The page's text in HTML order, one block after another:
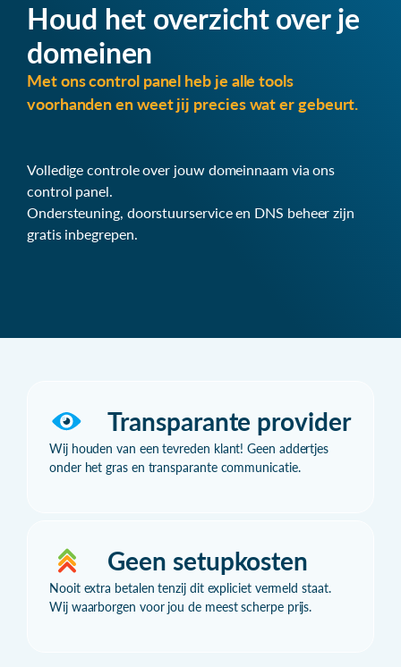
Houd het overzicht over je
domeinen
Met ons control panel heb je alle tools
voorhanden en weet jij precies wat er gebeurt.
Volledige controle over jouw domeinnaam via ons
control panel.
Ondersteuning, doorstuurservice en DNS beheer zijn
gratis inbegrepen.
Transparante provider
Wij houden van een tevreden klant! Geen addertjes
onder het gras en transparante communicatie.
Geen setupkosten
Nooit extra betalen tenzij dit expliciet vermeld staat.
Wij waarborgen voor jou de meest scherpe prijs.